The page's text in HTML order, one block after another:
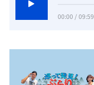
00:00 / 09:59